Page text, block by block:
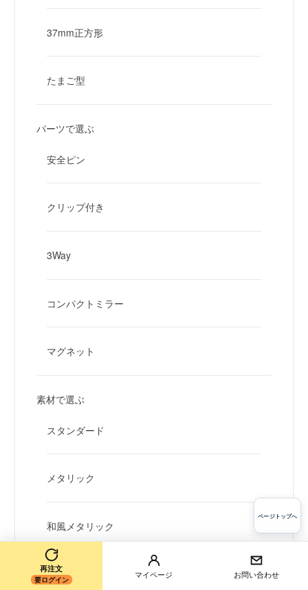
37mm正方形
たまご型
パーツで選ぶ
安全ピン
クリップ付き
3Way
コンパクトミラー
マグネット
素材で選ぶ
スタンダード
メタリック
和風メタリック
花エンボス
再注文
要ログイン
マイページ お問い合わせ
ページトップへ